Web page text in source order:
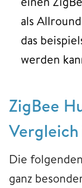
als
das
werden
ZigBee
Die
ganz